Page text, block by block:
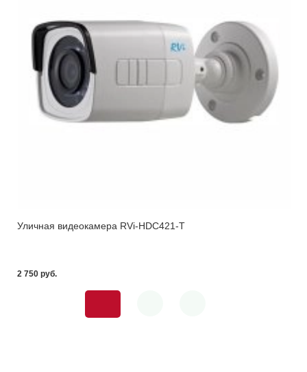
Уличная видеокамера RVi-HDC421-T
2 750 pуб.